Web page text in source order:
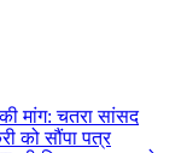
मांग: चतरा सांसद
को सौंपा पत्र